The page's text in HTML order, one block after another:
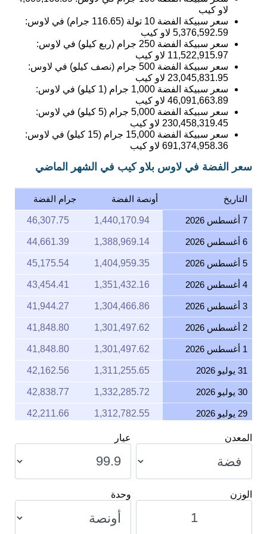
لاو كيب
سعر سبيكة الفضة 10 تولة (116.65 جرام) في لاوس:
5,376,592.59 لاو كيب
سعر سبيكة الفضة 250 جرام (ربع كيلو) في لاوس:
11,522,915.97 لاو كيب
سعر سبيكة الفضة 500 جرام (نصف كيلو) في لاوس:
23,045,831.95 لاو كيب
سعر سبيكة الفضة 1,000 جرام (1 كيلو) في لاوس:
46,091,663.89 لاو كيب
سعر سبيكة الفضة 5,000 جرام (5 كيلو) في لاوس:
230,458,319.45 لاو كيب
سعر سبيكة الفضة 15,000 جرام (15 كيلو) في لاوس:
691,374,958.36 لاو كيب
سعر الفضة في لاوس بلاو كيب في الشهر الماضي
التاريخ أونصة الفضة جرام الفضة
7 أغسطس 2026 1,440,170.94
46,307.75
6 أغسطس 2026 1,388,969.14
44,661.39
5 أغسطس 2026 1,404,959.35
45,175.54
4 أغسطس 2026 1,351,432.16
43,454.41
3 أغسطس 2026 1,304,466.86
41,944.27
2 أغسطس 2026 1,301,497.62
41,848.80
1 أغسطس 2026 1,301,497.62
41,848.80
31 يوليو 2026 1,311,255.65
42,162.56
30 يوليو 2026 1,332,285.72
42,838.77
29 يوليو 2026 1,312,782.55
42,211.66
28 يوليو 2026 1,294,111.36
27 يوليو 2026 1,325,258.91
26 يوليو 2026 1,317,395.75
42,359.99
25 يوليو 2026 1,317,395.75
42,359.99
1,325,082.81
المعدن عيار
الوزن وحدة